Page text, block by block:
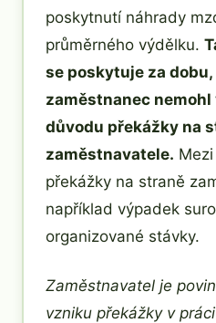
poskytnutí náhrady
průměrného výdělku.
se poskytuje za
zaměstnanec
důvodu překážky na
zaměstnavatele.
překážky na straně
například výpadek
organizované stávky.
Zaměstnavatel je
vzniku překážky v